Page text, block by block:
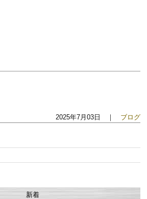
2025年7月03日 ｜ ブログ
新着